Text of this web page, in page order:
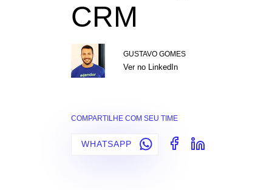
CRM
GUSTAVO GOMES
Ver no LinkedIn
COMPARTILHE COM SEU TIME
WHATSAPP